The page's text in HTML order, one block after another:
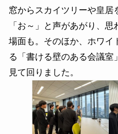
窓からスカイツリーや皇居
「お～」と声があがり、
場面も。そのほか、ホワイ
る「書ける壁のある会議室
見て回りました。